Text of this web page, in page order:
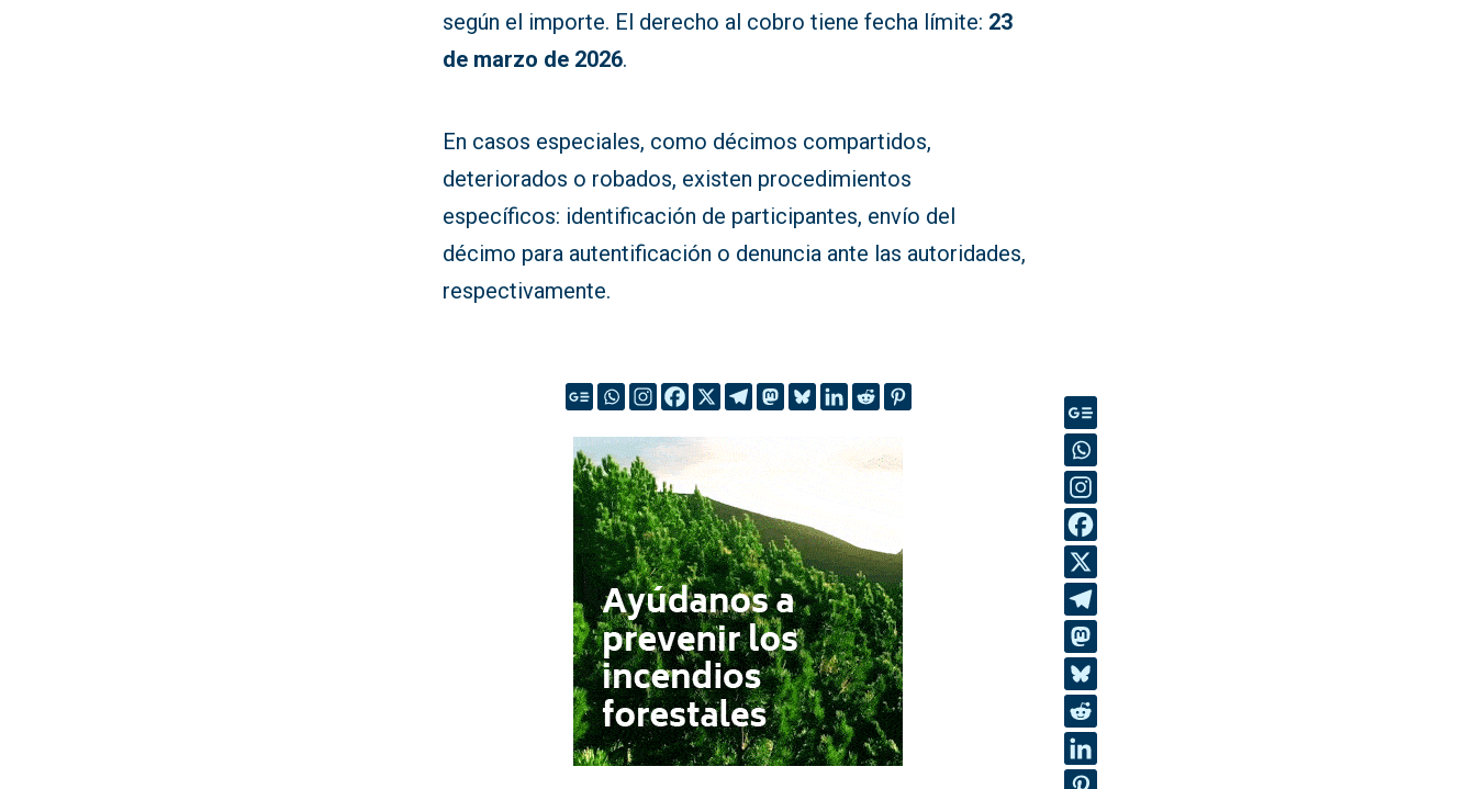
según el importe. El derecho al cobro tiene fecha límite: 23
de marzo de 2026.
En casos especiales, como décimos compartidos,
deteriorados o robados, existen procedimientos
específicos: identificación de participantes, envío del
décimo para autentificación o denuncia ante las autoridades,
respectivamente.